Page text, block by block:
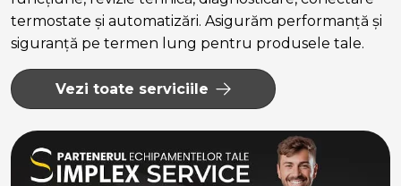
termostate și automatizări. Asigurăm performanță și
siguranță pe termen lung pentru produsele tale.
Vezi toate serviciile